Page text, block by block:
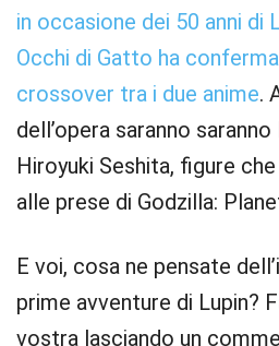
in occasione dei 50 anni di
Occhi di Gatto ha
crossover tra i due anime.
dell’opera saranno
Hiroyuki Seshita, figure
alle prese di Godzilla:
E voi, cosa ne pensate
prime avventure di Lupin?
vostra lasciando un